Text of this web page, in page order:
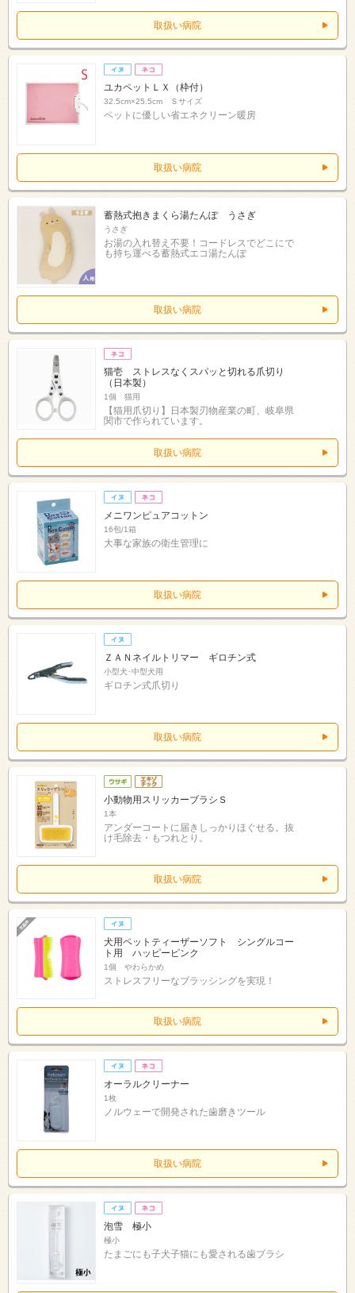
取扱い病院
ユカペットＬＸ（枠付）
32.5cm×25.5cm Ｓサイズ
ペットに優しい省エネクリーン暖房
取扱い病院
蓄熱式抱きまくら湯たんぽ うさぎ
うさぎ
お湯の入れ替え不要！コードレスでどこにで
も持ち運べる蓄熱式エコ湯たんぽ
取扱い病院
猫壱 ストレスなくスパッと切れる爪切り
（日本製）
1個 猫用
【猫用爪切り】日本製刃物産業の町、岐阜県
関市で作られています。
取扱い病院
メニワンピュアコットン
16包/1箱
大事な家族の衛生管理に
取扱い病院
ＺＡＮネイルトリマー ギロチン式
小型犬･中型犬用
ギロチン式爪切り
取扱い病院
小動物用スリッカーブラシＳ
1本
アンダーコートに届きしっかりほぐせる。抜
け毛除去・もつれとり。
取扱い病院
犬用ペットティーザーソフト シングルコー
ト用 ハッピーピンク
1個 やわらかめ
ストレスフリーなブラッシングを実現！
取扱い病院
オーラルクリーナー
1枚
ノルウェーで開発された歯磨きツール
取扱い病院
泡雪 極小
極小
たまごにも子犬子猫にも愛される歯ブラシ